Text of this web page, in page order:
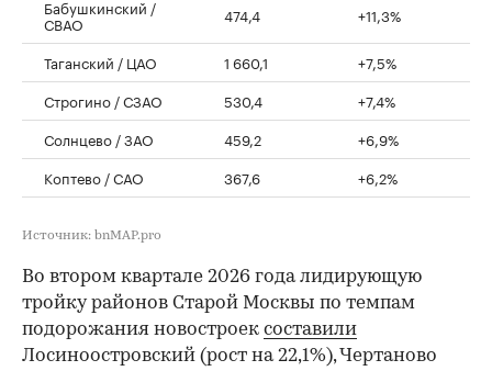
Бабушкинский /
СВАО 474,4 +11,3%
Таганский / ЦАО 1 660,1
+7,5%
Строгино / СЗАО
530,4
+7,4%
Солнцево / ЗАО
459,2
+6,9%
Коптево / САО
367,6 +6,2%
Источник: bnMAP.pro
Во втором квартале 2026 года лидирующую
тройку районов Старой Москвы по темпам
подорожания новостроек составили
Лосиноостровский (рост на 22,1%), Чертаново